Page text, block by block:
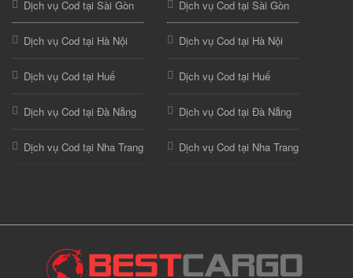
Dịch vụ Cod tại Sài Gòn
Dịch vụ Cod tại Hà Nội
Dịch vụ Cod tại Huế
Dịch vụ Cod tại Đà Nẵng
Dịch vụ Cod tại Nha Trang
Dịch vụ Cod tại Sài Gòn
Dịch vụ Cod tại Hà Nội
Dịch vụ Cod tại Huế
Dịch vụ Cod tại Đà Nẵng
Dịch vụ Cod tại Nha Trang